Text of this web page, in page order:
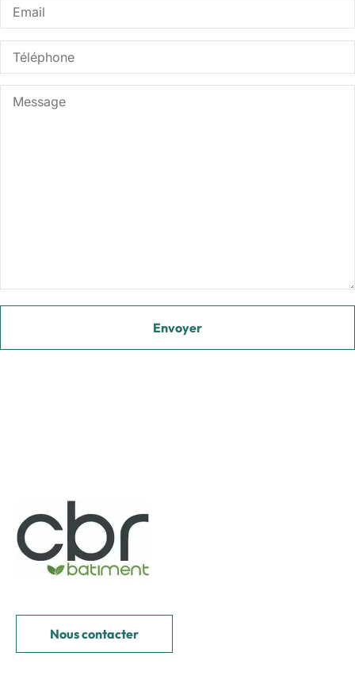
Nous contacter